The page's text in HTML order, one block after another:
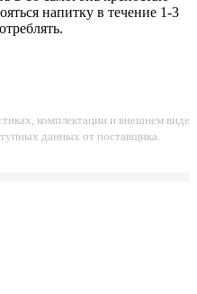
напитку в течение 1-3
комплектации и внешнем виде
данных от поставщика.